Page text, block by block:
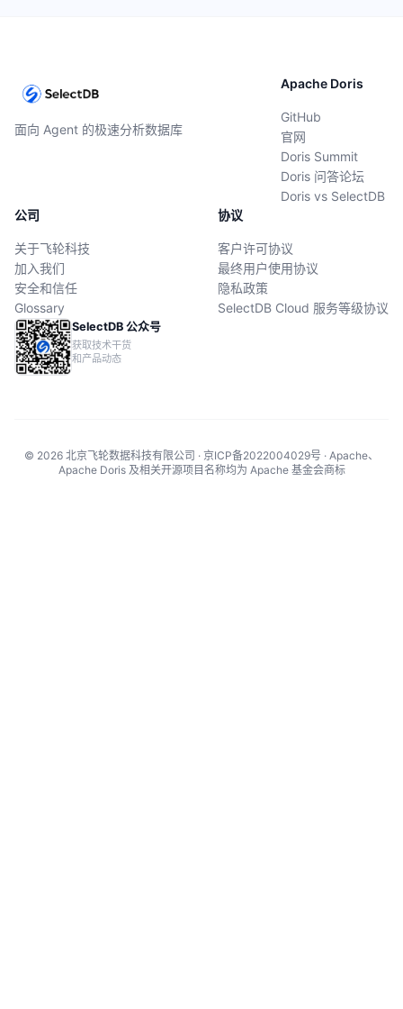
面向 Agent 的极速分析数据库
Apache Doris
GitHub
官网
Doris Summit
Doris 问答论坛
Doris vs SelectDB
公司
关于飞轮科技
加入我们
安全和信任
Glossary
协议
客户许可协议
最终用户使用协议
隐私政策
SelectDB Cloud 服务等级协议
SelectDB 公众号
获取技术干货
和产品动态
© 2026 北京飞轮数据科技有限公司 · 京ICP备2022004029号 · Apache、
Apache Doris 及相关开源项目名称均为 Apache 基金会商标